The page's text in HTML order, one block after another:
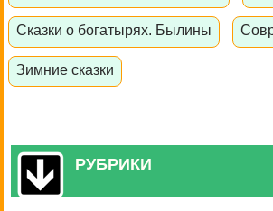
Сказки о богатырях. Былины
Зимние сказки
РУБРИКИ